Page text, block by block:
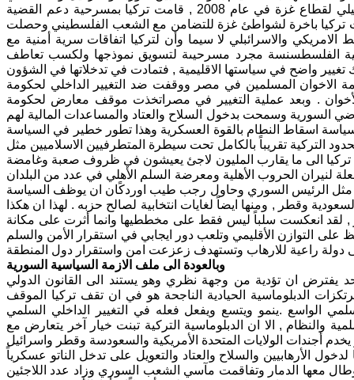
الفترة في 2007 و2008 . الا انه توقف هذا الدور . ثم حصل لاحقاً الأجتياح الاسرائيلي لقطاع غزة في عام 2008 , قامت تركيا بمسرحية دعم القضية
تركيا باخرة لشواطئ غزة للتضامن مع الشعب الفلسطيني وحصلت
والاسرائبلي لا سيما وأن لتركيا اتفاقات سرية أمنية مع
الفلسطسنسة مجرد مسرحيىة لتسويق نموذجها ولكسب تعاطف
واضح في سياستها الاقليمية , فتمادت في تدخلاتها في الشؤون
الاخوان المسلمين في مصر ووقفت ضد التغيير الداخلي لحكومة
. وبعد عملية التغيير في مصراتخذت موقف معارض لحكومة
السورية وسمحت بدخول السلاح والعتاد والمساعدات المالية لهم
اسقاط النطام بالقوة العسكرية وهذا تطور خطير في السياسة
التركية تقريباً بالكامل تحت سيطرة المتطرفيين الاسلاميين مثل
تركيا الى ما يقارب المليون لاجئ يعيشون في ظروف صعبة وغامضة
لنيران الحروب الأهلية ومعرضة السلم الأهلي في عدد من البلدان
الرئيس السوري وحاول رجب طيب اوردكًان ان يوظف السياسة
وقطر , ومنها ايضاً لغايات انتخابية لصالح حزبه . لهذا ان هكذا
, لقد انعكست سلباً ليس فقط على مخططيها وانما أثرت على مكانة
على التوازن الأقليمي وتلعب دور ايجابي في استقرار الأمن والسلم
دولة راعية للارهاب وتستهدف زعزعت امن واستقرار دول المنطقة
وبالعودة الى ملف الازمة السياسية السورية
آذار / 2011 كان امام تركيا خيار واحد يفترض ان تؤدية من وجهة نظري وهو يستند الى القانون الدولي
الدبلوماسية الحيادية الناجحة هو في ان تقف تركيا الموقف
الواسع .ينمو ويتسع ويفعل فعله في التغيير الداخلي السلمي
والنظام , الا ان الدبلوماسية التركية تبنت خيار آخر يتعارض مع
أجندات الولايات المتحدة الأمريكية والسعودسة وقطر واسرائيل
الأرهابيين والسلاح والعتاد والتعويل على تدخل الناتو عسكرياً
معها الدمار وتفاقمت مآسي الشعب السوري وزاد عدد اللاجئين